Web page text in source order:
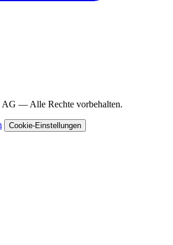
— Alle Rechte vorbehalten.
Cookie-Einstellungen